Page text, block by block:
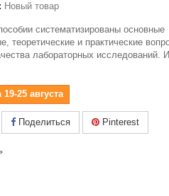
Новый товар
систематизированы основные
теоретические и практические
лабораторных исследований.
25 августа
Поделиться Pinterest